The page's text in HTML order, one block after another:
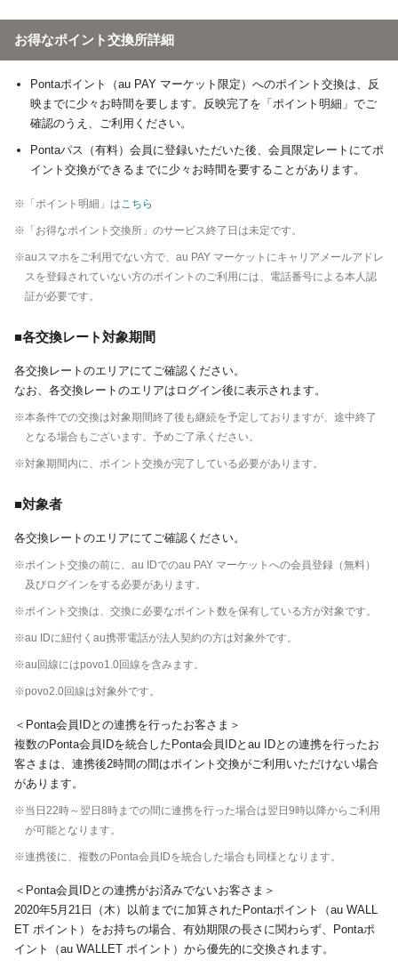
お得なポイント交換所詳細
Pontaポイント（au PAY マーケット限定）へのポイント交換は、反
映までに少々お時間を要します。反映完了を「ポイント明細」でご
確認のうえ、ご利用ください。
Pontaパス（有料）会員に登録いただいた後、会員限定レートにてポ
イント交換ができるまでに少々お時間を要することがあります。
※「ポイント明細」はこちら
※「お得なポイント交換所」のサービス終了日は未定です。
※auスマホをご利用でない方で、au PAY マーケットにキャリアメールアドレ
スを登録されていない方のポイントのご利用には、電話番号による本人認
証が必要です。
■各交換レート対象期間
各交換レートのエリアにてご確認ください。
なお、各交換レートのエリアはログイン後に表示されます。
※本条件での交換は対象期間終了後も継続を予定しておりますが、途中終了
となる場合もございます。予めご了承ください。
※対象期間内に、ポイント交換が完了している必要があります。
■対象者
各交換レートのエリアにてご確認ください。
※ポイント交換の前に、au IDでのau PAY マーケットへの会員登録（無料）
及びログインをする必要があります。
※ポイント交換は、交換に必要なポイント数を保有している方が対象です。
※au IDに紐付くau携帯電話が法人契約の方は対象外です。
※au回線にはpovo1.0回線を含みます。
※povo2.0回線は対象外です。
＜Ponta会員IDとの連携を行ったお客さま＞
複数のPonta会員IDを統合したPonta会員IDとau IDとの連携を行ったお
客さまは、連携後2時間の間はポイント交換がご利用いただけない場合
があります。
※当日22時～翌日8時までの間に連携を行った場合は翌日9時以降からご利用
が可能となります。
※連携後に、複数のPonta会員IDを統合した場合も同様となります。
＜Ponta会員IDとの連携がお済みでないお客さま＞
2020年5月21日（木）以前までに加算されたPontaポイント（au WALL
ET ポイント）をお持ちの場合、有効期限の長さに関わらず、Pontaポ
イント（au WALLET ポイント）から優先的に交換されます。